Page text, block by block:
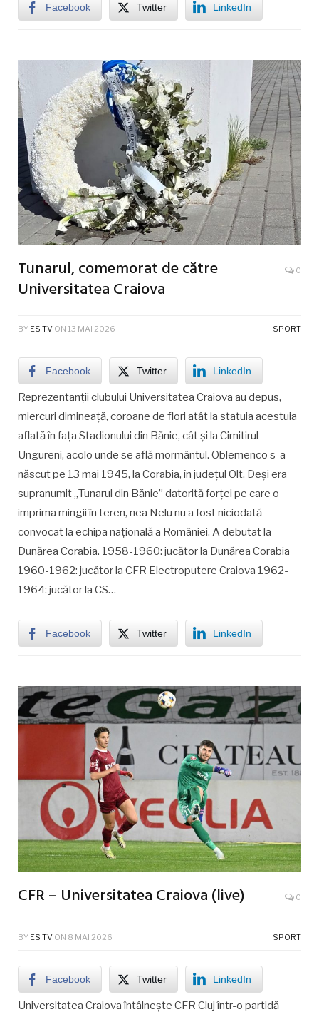
Facebook Twitter LinkedIn
Tunarul, comemorat de către
Universitatea Craiova
0
BY ES TV ON 13 MAI 2026 SPORT
Facebook Twitter LinkedIn
Reprezentanții clubului Universitatea Craiova au depus,
miercuri dimineață, coroane de flori atât la statuia acestuia
aflată în fața Stadionului din Bănie, cât și la Cimitirul
Ungureni, acolo unde se află mormântul. Oblemenco s-a
născut pe 13 mai 1945, la Corabia, în județul Olt. Deși era
supranumit „Tunarul din Bănie” datorită forței pe care o
imprima mingii în teren, nea Nelu nu a fost niciodată
convocat la echipa națională a României. A debutat la
Dunărea Corabia. 1958-1960: jucător la Dunărea Corabia
1960-1962: jucător la CFR Electroputere Craiova 1962-
1964: jucător la CS…
Facebook Twitter LinkedIn
CFR – Universitatea Craiova (live) 0
BY ES TV ON 8 MAI 2026 SPORT
Facebook Twitter LinkedIn
Universitatea Craiova întâlnește CFR Cluj într-o partidă